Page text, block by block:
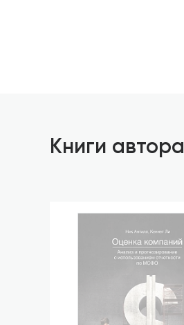
Книги автора